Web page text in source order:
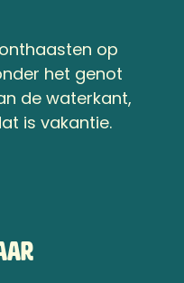
op
het genot
de waterkant,
is vakantie.